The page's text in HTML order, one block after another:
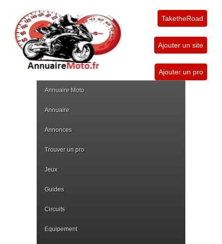
TaketheRoad
Ajouter un site
Ajouter un pro
Annuaire Moto
Annuaire
Annonces
Trouver un pro
Jeux
Guides
Circuits
Equipement